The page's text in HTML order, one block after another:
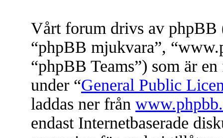
Vårt forum drivs av phpBB
“phpBB mjukvara”,
“phpBB Teams”) som är
under “General Public
laddas ner från
endast Internetbaserade